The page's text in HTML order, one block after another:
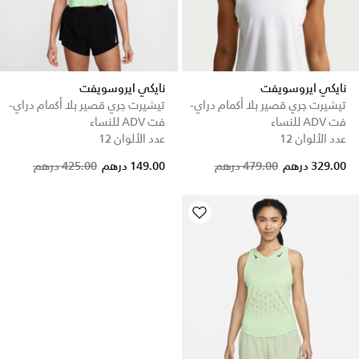
نايكي ايروسويفت
تيشيرت جري قصير بلا أكمام دراي-
فت ADV للنساء
عدد الألوان 12
Price reduced from
479.00 درهم to 329.00 درهم
نايكي ايروسويفت
تيشيرت جري قصير بلا أكمام دراي-
فت ADV للنساء
عدد الألوان 12
Price reduced from
425.00 درهم to 149.00 درهم